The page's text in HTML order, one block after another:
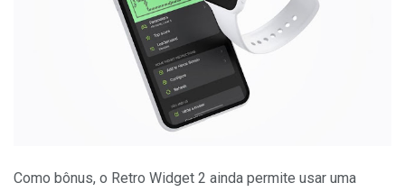
Como bônus, o Retro Widget 2 ainda permite usar uma